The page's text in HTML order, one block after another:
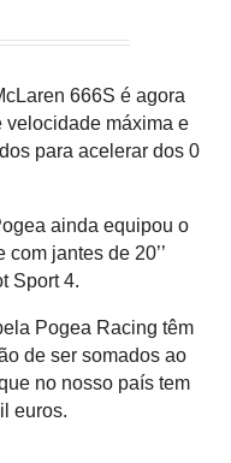
666S é agora
velocidade máxima e
para acelerar dos 0
ainda equipou o
jantes de 20’’
Sport 4.
Pogea Racing têm
de ser somados ao
no nosso país tem
euros.